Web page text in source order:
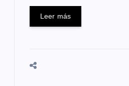
Leer más